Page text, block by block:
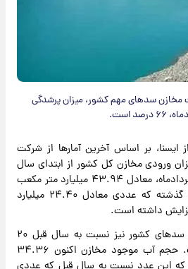
مخازن سدهای مهم کشور، میزان پرشدگی
ایسنا، ‌بر اساس آخرین آمارها از شرکت
ورودی مخازن کل کشور از ابتدای سال
آبی (ابتدای مهرماه) تا ۳۰ خردادماه، معادل ۴۳.۹۴ میلیارد متر مکعب
بوده که در قیاس با سال گذشته که عددی معادل ۲۴.۴۰ میلیارد
همچنین میزان کل خروجی سدهای کشور نیز نسبت به سال قبل ۲۰
درصد افزایش داشته است. حجم آب موجود مخازن اکنون ۳۴.۳۶